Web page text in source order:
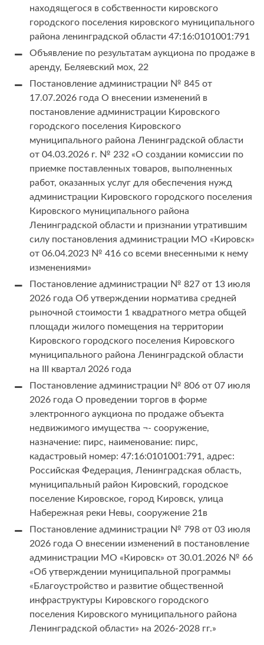
находящегося в собственности кировского
городского поселения кировского муниципального
района ленинградской области 47:16:0101001:791
Объявление по результатам аукциона по продаже в
аренду, Беляевский мох, 22
Постановление администрации № 845 от
17.07.2026 года О внесении изменений в
постановление администрации Кировского
городского поселения Кировского
муниципального района Ленинградской области
от 04.03.2026 г. № 232 «О создании комиссии по
приемке поставленных товаров, выполненных
работ, оказанных услуг для обеспечения нужд
администрации Кировского городского поселения
Кировского муниципального района
Ленинградской области и признании утратившим
силу постановления администрации МО «Кировск»
от 06.04.2023 № 416 со всеми внесенными к нему
изменениями»
Постановление администрации № 827 от 13 июля
2026 года Об утверждении норматива средней
рыночной стоимости 1 квадратного метра общей
площади жилого помещения на территории
Кировского городского поселения Кировского
муниципального района Ленинградской области
на III квартал 2026 года
Постановление администрации № 806 от 07 июля
2026 года О проведении торгов в форме
электронного аукциона по продаже объекта
недвижимого имущества ¬- сооружение,
назначение: пирс, наименование: пирс,
кадастровый номер: 47:16:0101001:791, адрес:
Российская Федерация, Ленинградская область,
муниципальный район Кировский, городское
поселение Кировское, город Кировск, улица
Набережная реки Невы, сооружение 21в
Постановление администрации № 798 от 03 июля
2026 года О внесении изменений в постановление
администрации МО «Кировск» от 30.01.2026 № 66
«Об утверждении муниципальной программы
«Благоустройство и развитие общественной
инфраструктуры Кировского городского
поселения Кировского муниципального района
Ленинградской области» на 2026-2028 гг.»